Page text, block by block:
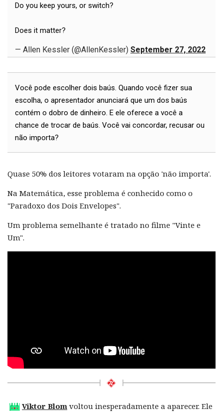
Do you keep yours, or switch?
Does it matter?
— Allen Kessler (@AllenKessler) September 27, 2022
Você pode escolher dois baús. Quando você fizer sua
escolha, o apresentador anunciará que um dos baús
contém o dobro de dinheiro. E ele oferece a você a
chance de trocar de baús. Você vai concordar, recusar ou
não importa?
Quase 50% dos leitores votaram na opção 'não importa'.
Na Matemática, esse problema é conhecido como o
"Paradoxo dos Dois Envelopes".
Um problema semelhante é tratado no filme "Vinte e
Um".
Viktor Blom voltou inesperadamente a aparecer. Ele